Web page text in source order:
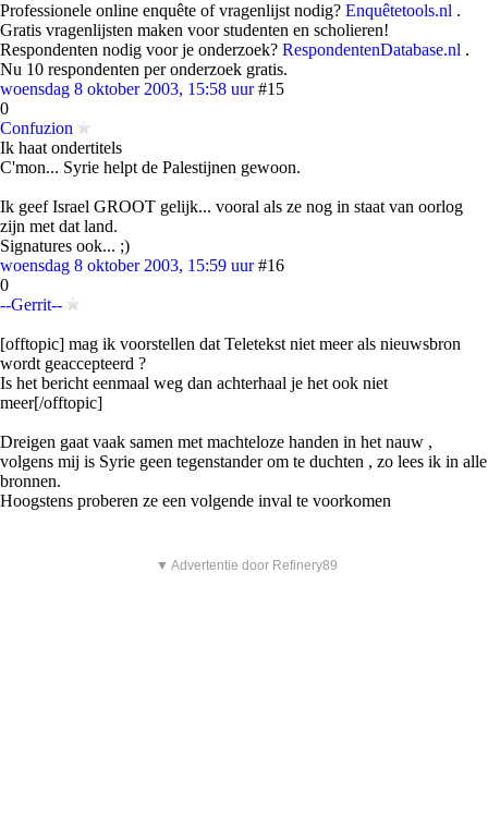
Professionele online enquête of vragenlijst nodig? Enquêtetools.nl .
Gratis vragenlijsten maken voor studenten en scholieren!
Respondenten nodig voor je onderzoek? RespondentenDatabase.nl .
Nu 10 respondenten per onderzoek gratis.
woensdag 8 oktober 2003, 15:58 uur #15
0
Confuzion
Ik haat ondertitels
C'mon... Syrie helpt de Palestijnen gewoon.
Ik geef Israel GROOT gelijk... vooral als ze nog in staat van oorlog
zijn met dat land.
Signatures ook... ;)
woensdag 8 oktober 2003, 15:59 uur #16
0
--Gerrit--
[offtopic] mag ik voorstellen dat Teletekst niet meer als nieuwsbron
wordt geaccepteerd ?
Is het bericht eenmaal weg dan achterhaal je het ook niet
meer[/offtopic]
Dreigen gaat vaak samen met machteloze handen in het nauw ,
volgens mij is Syrie geen tegenstander om te duchten , zo lees ik in alle
bronnen.
Hoogstens proberen ze een volgende inval te voorkomen
▼ Advertentie door Refinery89